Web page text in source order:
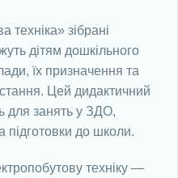
техніка» зібрані
дітям дошкільного
їх призначення та
Цей дидактичний
для занять у ЗДО,
підготовки до школи.
техніку —